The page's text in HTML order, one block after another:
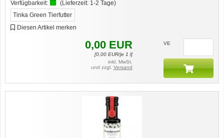
Verfügbarkeit: (Lieferzeit: 1-2 Tage)
Tinka Green Tierfutter
Diesen Artikel merken
0,00 EUR
[0,00EUR/je 1 l]
inkl. MwSt.
und zzgl. Versand
VE